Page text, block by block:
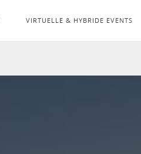
VIRTUELLE & HYBRIDE EVENTS